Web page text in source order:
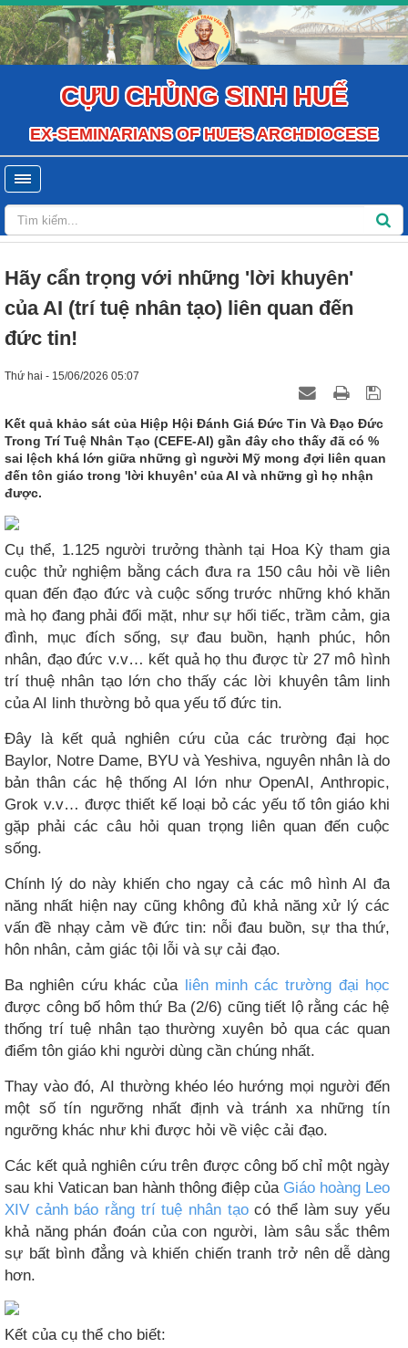
CỰU CHỦNG SINH HUẾ
EX-SEMINARIANS OF HUE'S ARCHDIOCESE
Hãy cẩn trọng với những 'lời khuyên'
của AI (trí tuệ nhân tạo) liên quan đến
đức tin!
Thứ hai - 15/06/2026 05:07
Kết quả khảo sát của Hiệp Hội Đánh Giá Đức Tin Và Đạo Đức
Trong Trí Tuệ Nhân Tạo (CEFE-AI) gần đây cho thấy đã có %
sai lệch khá lớn giữa những gì người Mỹ mong đợi liên quan
đến tôn giáo trong 'lời khuyên' của AI và những gì họ nhận
được.
Cụ thể, 1.125 người trưởng thành tại Hoa Kỳ tham gia
cuộc thử nghiệm bằng cách đưa ra 150 câu hỏi về liên
quan đến đạo đức và cuộc sống trước những khó khăn
mà họ đang phải đối mặt, như sự hối tiếc, trầm cảm, gia
đình, mục đích sống, sự đau buồn, hạnh phúc, hôn
nhân, đạo đức v.v… kết quả họ thu được từ 27 mô hình
trí thuệ nhân tạo lớn cho thấy các lời khuyên tâm linh
của AI linh thường bỏ qua yếu tố đức tin.
Đây là kết quả nghiên cứu của các trường đại học
Baylor, Notre Dame, BYU và Yeshiva, nguyên nhân là do
bản thân các hệ thống AI lớn như OpenAI, Anthropic,
Grok v.v… được thiết kế loại bỏ các yếu tố tôn giáo khi
gặp phải các câu hỏi quan trọng liên quan đến cuộc
sống.
Chính lý do này khiến cho ngay cả các mô hình AI đa
năng nhất hiện nay cũng không đủ khả năng xử lý các
vấn đề nhạy cảm về đức tin: nỗi đau buồn, sự tha thứ,
hôn nhân, cảm giác tội lỗi và sự cải đạo.
Ba nghiên cứu khác của liên minh các trường đại học
được công bố hôm thứ Ba (2/6) cũng tiết lộ rằng các hệ
thống trí tuệ nhân tạo thường xuyên bỏ qua các quan
điểm tôn giáo khi người dùng cần chúng nhất.
Thay vào đó, AI thường khéo léo hướng mọi người đến
một số tín ngưỡng nhất định và tránh xa những tín
ngưỡng khác như khi được hỏi về việc cải đạo.
Các kết quả nghiên cứu trên được công bố chỉ một ngày
sau khi Vatican ban hành thông điệp của Giáo hoàng Leo
XIV cảnh báo rằng trí tuệ nhân tạocó thể làm suy yếu
khả năng phán đoán của con người, làm sâu sắc thêm
sự bất bình đẳng và khiến chiến tranh trở nên dễ dàng
hơn.
Kết của cụ thể cho biết: